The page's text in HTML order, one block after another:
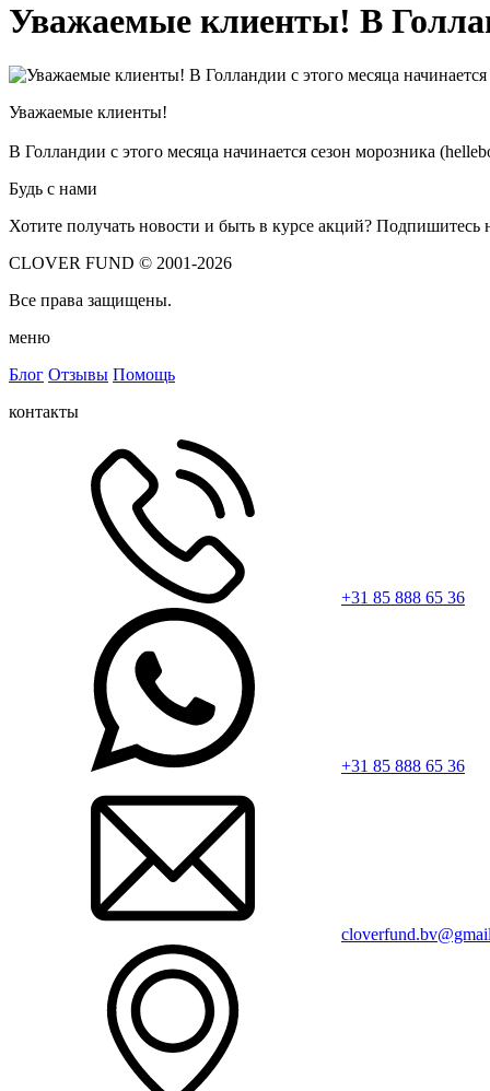
Уважаемые клиенты! В
Уважаемые клиенты!
В Голландии с этого месяца начинается сезон морозника
Будь с нами
Хотите получать новости и быть в курсе акций? Подпишитесь
CLOVER FUND © 2001-2026
Все права защищены.
меню
Блог Отзывы Помощь
контакты
+31 85 888 65 36
+31 85 888 65 36